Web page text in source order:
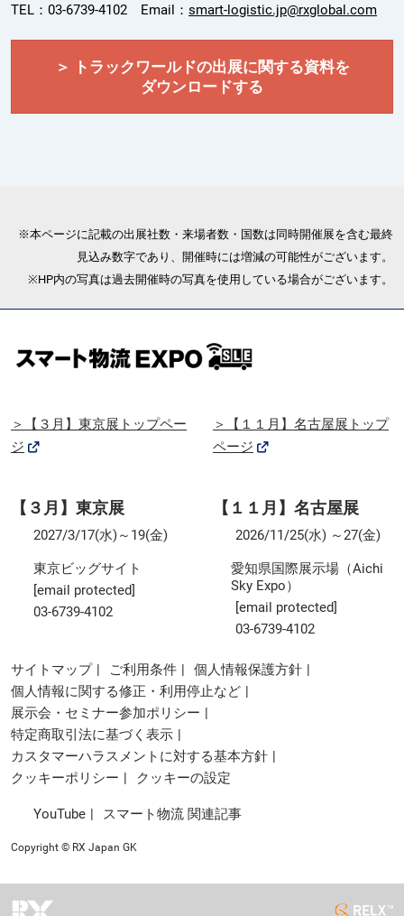
TEL：03-6739-4102 Email： smart-logistic.jp@rxglobal.com
＞ トラックワールドの出展に関する資料を
ダウンロードする
※本ページに記載の出展社数・来場者数・国数は同時開催展を含む最終
見込み数字であり、開催時には増減の可能性がございます。
※HP内の写真は過去開催時の写真を使用している場合がございます。
＞【３月】東京展トップペー
ジ
＞【１１月】名古屋展トップ
ページ
【３月】東京展
2027/3/17(水)～19(金)
東京ビッグサイト
[email protected]
03-6739-4102
【１１月】名古屋展
2026/11/25(水) ～27(金)
愛知県国際展示場（Aichi
Sky Expo）
[email protected]
03-6739-4102
サイトマップ ご利用条件
個人情報保護方針
個人情報に関する修正・利用停止など
展示会・セミナー参加ポリシー
特定商取引法に基づく表示
カスタマーハラスメントに対する基本方針
クッキーポリシー
クッキーの設定
YouTube スマート物流 関連記事
Copyright © RX Japan GK